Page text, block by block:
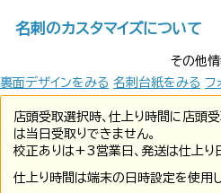
名刺のカスタマイズについて
その他
裏面デザインをみる 名刺台紙をみる フ
店頭受取選択時、仕上り時間に店頭
は当日受取りできません。
校正ありは+3営業日、発送は仕上り
仕上り時間は端末の日時設定を使用し